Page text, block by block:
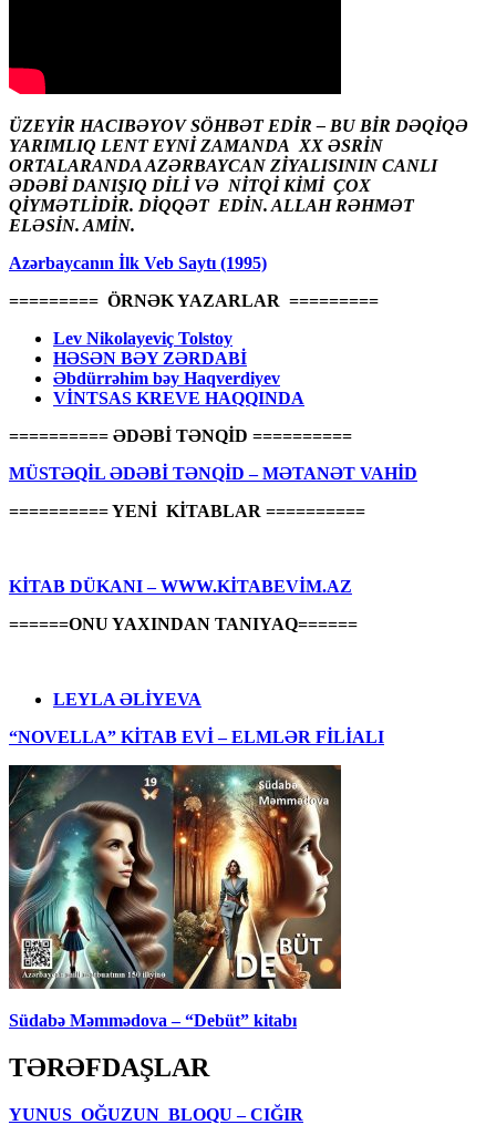
ÜZEYİR HACIBƏYOV SÖHBƏT EDİR – BU BİR DƏQİQƏ
YARIMLIQ LENT EYNİ ZAMANDA XX ƏSRİN
ORTALARANDA AZƏRBAYCAN ZİYALISININ CANLI
ƏDƏBİ DANIŞIQ DİLİ VƏ NİTQİ KİMİ ÇOX
QİYMƏTLİDİR. DİQQƏT EDİN. ALLAH RƏHMƏT
ELƏSİN. AMİN.
Azərbaycanın İlk Veb Saytı (1995)
========= ÖRNƏK YAZARLAR =========
Lev Nikolayeviç Tolstoy
HƏSƏN BƏY ZƏRDABİ
Əbdürrəhim bəy Haqverdiyev
VİNTSAS KREVE HAQQINDA
========== ƏDƏBİ TƏNQİD ==========
MÜSTƏQİL ƏDƏBİ TƏNQİD – MƏTANƏT VAHİD
========== YENİ KİTABLAR ==========
KİTAB DÜKANI – WWW.KİTABEVİM.AZ
======ONU YAXINDAN TANIYAQ======
LEYLA ƏLİYEVA
“NOVELLA” KİTAB EVİ – ELMLƏR FİLİALI
Südabə Məmmədova – “Debüt” kitabı
TƏRƏFDAŞLAR
YUNUS OĞUZUN BLOQU – CIĞIR